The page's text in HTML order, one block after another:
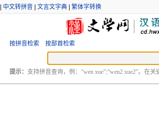
中文转拼音| 文言文字典| 繁体字转换
按拼音检索 按部首检索
提示： 支持拼音查询，例：“wen xue”;“wen2 xue2”。在